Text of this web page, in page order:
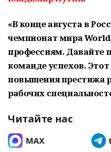
«В конце августа в
чемпионат мира
профессиям. Давайте
команде успехов.
повышения престижа
рабочих
Читайте нас